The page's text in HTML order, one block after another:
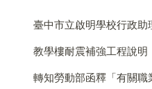
公文整合資訊系統
臺中市立啟明學校行政助
教學樓耐震補強工程說明
轉知勞動部函釋「有關職業災害勞工依勞工職業災害保險及保護法第80條